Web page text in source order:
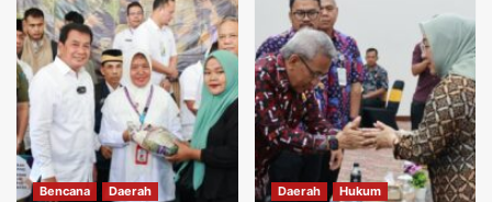
Bencana Daerah Daerah Hukum